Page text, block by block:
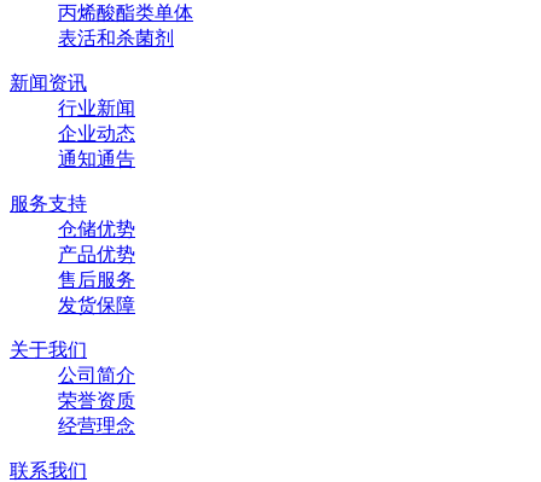
丙烯酸酯类单体
表活和杀菌剂
新闻资讯
行业新闻
企业动态
通知通告
服务支持
仓储优势
产品优势
售后服务
发货保障
关于我们
公司简介
荣誉资质
经营理念
联系我们